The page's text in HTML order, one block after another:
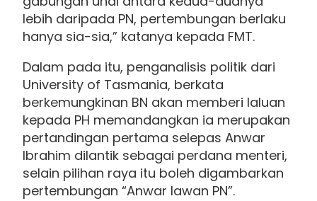
lebih daripada PN, pertembungan berlaku
hanya sia-sia,” katanya kepada FMT.
Dalam pada itu, penganalisis politik dari
University of Tasmania, berkata
berkemungkinan BN akan memberi laluan
kepada PH memandangkan ia merupakan
pertandingan pertama selepas Anwar
Ibrahim dilantik sebagai perdana menteri,
selain pilihan raya itu boleh digambarkan
pertembungan “Anwar lawan PN”.